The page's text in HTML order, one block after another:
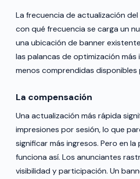
La frecuencia de actualización
con qué frecuencia se carga un
una ubicación de banner
las palancas de optimización
menos comprendidas disponibles
La compensación
Una actualización más rápida
impresiones por sesión, lo que
significar más ingresos. Pero en
funciona así. Los anunciantes
visibilidad y participación. Un